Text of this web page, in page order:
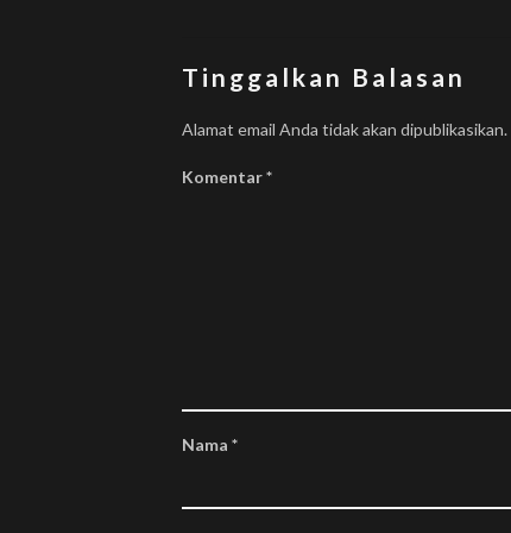
Tinggalkan Balasan
Alamat email Anda tidak akan dipublikasikan.
Komentar*
Nama *